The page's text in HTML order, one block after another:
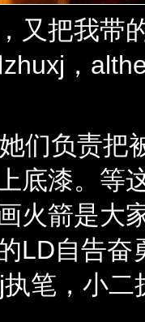
又把我带
，
们负责把
底漆。等
火箭是大
LD自告
笔，小